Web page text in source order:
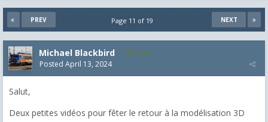
PREV NEXT
Page 11 of 19
Michael Blackbird 5,718
Posted April 13, 2024
Salut,
Deux petites vidéos pour fêter le retour à la modélisation 3D